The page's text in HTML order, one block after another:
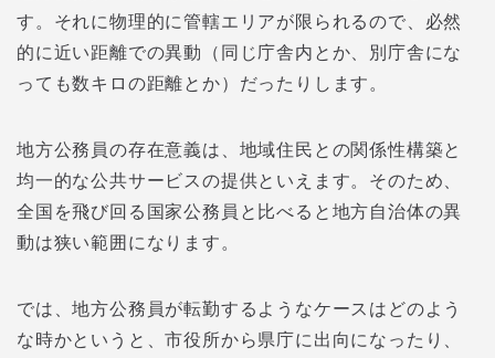
す。それに物理的に管轄エリアが限られるので、必然
的に近い距離での異動（同じ庁舎内とか、別庁舎にな
っても数キロの距離とか）だったりします。
地方公務員の存在意義は、地域住民との関係性構築と
均一的な公共サービスの提供といえます。そのため、
全国を飛び回る国家公務員と比べると地方自治体の異
動は狭い範囲になります。
では、地方公務員が転勤するようなケースはどのよう
な時かというと、市役所から県庁に出向になったり、